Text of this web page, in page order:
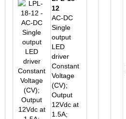
12
AC-DC
Single
output
LED
driver
Constant
Voltage
(CV);
Output
12Vdc at
1.5A;